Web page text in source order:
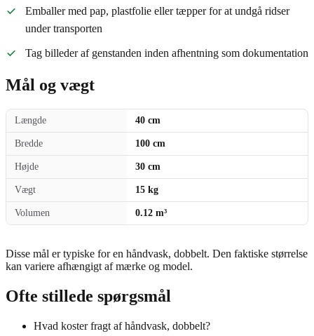
Emballer med pap, plastfolie eller tæpper for at undgå ridser
under transporten
Tag billeder af genstanden inden afhentning som dokumentation
Mål og vægt
Længde 40 cm
Bredde 100 cm
Højde 30 cm
Vægt 15 kg
Volumen 0.12 m³
Disse mål er typiske for en håndvask, dobbelt. Den faktiske størrelse
kan variere afhængigt af mærke og model.
Ofte stillede spørgsmål
Hvad koster fragt af håndvask, dobbelt?